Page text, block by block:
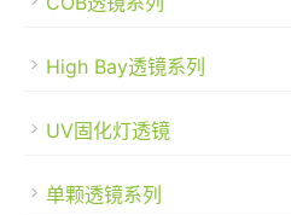
High Bay透镜系列
UV固化灯透镜
单颗透镜系列